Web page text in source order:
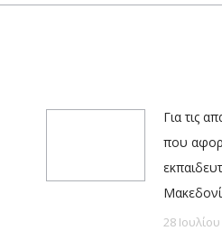
Για τις
που
28